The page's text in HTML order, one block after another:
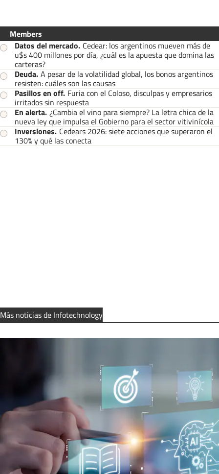
Members
Datos del mercado. Cedear: los argentinos mueven más de
u$s 400 millones por día, ¿cuál es la apuesta que domina las
carteras?
Deuda. A pesar de la volatilidad global, los bonos argentinos
resisten: cuáles son las causas
Pasillos en off. Furia con el Coloso, disculpas y empresarios
irritados sin respuesta
En alerta. ¿Cambia el vino para siempre? La letra chica de la
nueva ley que impulsa el Gobierno para el sector vitivinícola
Inversiones. Cedears 2026: siete acciones que superaron el
130% y qué las conecta
Más noticias de Infotechnology